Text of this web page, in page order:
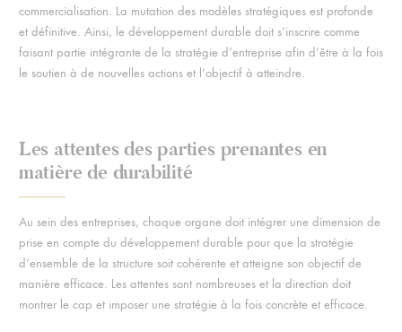
commercialisation. La mutation des modèles stratégiques est profonde
et définitive. Ainsi, le développement durable doit s’inscrire comme
faisant partie intégrante de la stratégie d’entreprise afin d’être à la fois
le soutien à de nouvelles actions et l’objectif à atteindre.
Les attentes des parties prenantes en
matière de durabilité
Au sein des entreprises, chaque organe doit intégrer une dimension de
prise en compte du développement durable pour que la stratégie
d’ensemble de la structure soit cohérente et atteigne son objectif de
manière efficace. Les attentes sont nombreuses et la direction doit
montrer le cap et imposer une stratégie à la fois concrète et efficace.